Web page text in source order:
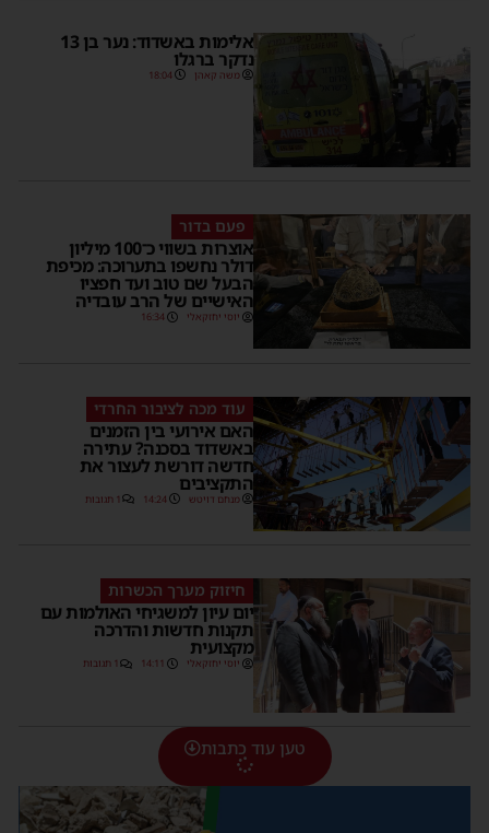
אלימות באשדוד: נער בן 13
נדקר ברגלו
משה קאהן 18:04
פעם בדור
אוצרות בשווי כ־100 מיליון
דולר נחשפו בתערוכה: מכיפת
הבעל שם טוב ועד חפציו
האישיים של הרב עובדיה
יוסי יחזקאלי 16:34
עוד מכה לציבור החרדי
האם אירועי בין הזמנים
באשדוד בסכנה? עתירה
חדשה דורשת לעצור את
התקציבים
מנחם דויטש 14:24 1 תגובות
חיזוק מערך הכשרות
יום עיון למשגיחי האולמות עם
תקנות חדשות והדרכה
מקצועית
יוסי יחזקאלי 14:11 1 תגובות
טען עוד כתבות